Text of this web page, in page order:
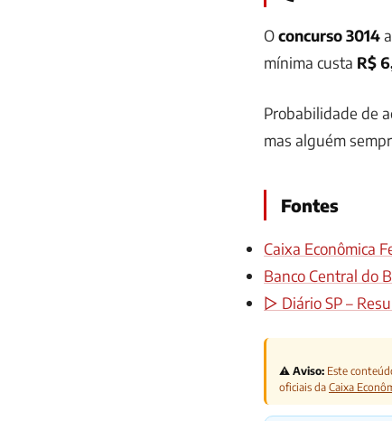
Oconcurso 3014
mínima custa R$
Probabilidade de
mas alguém
Fontes
Caixa Econômica
Banco Central do
▷ Diário SP –
⚠️ Aviso: Este
oficiais da Caixa